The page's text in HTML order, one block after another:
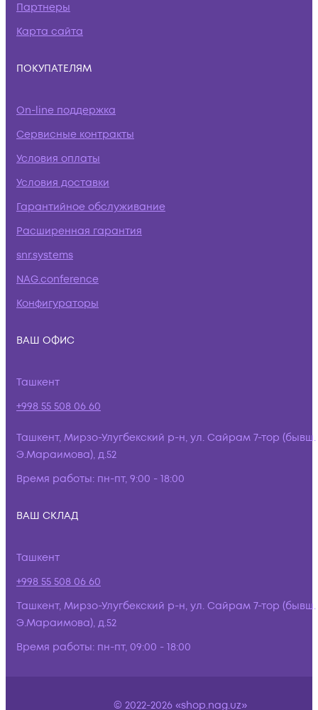
Партнеры
Карта сайта
ПОКУПАТЕЛЯМ
On-line поддержка
Сервисные контракты
Условия оплаты
Условия доставки
Гарантийное обслуживание
Расширенная гарантия
snr.systems
NAG.conference
Конфигураторы
ВАШ ОФИС
Ташкент
+998 55 508 06 60
Ташкент, Мирзо-Улугбекский р-н, ул. Сайрам 7-тор (бывш.
Э.Мараимова), д.52
Время работы: пн-пт, 9:00 - 18:00
ВАШ СКЛАД
Ташкент
+998 55 508 06 60
Ташкент, Мирзо-Улугбекский р-н, ул. Сайрам 7-тор (бывш.
Э.Мараимова), д.52
Время работы: пн-пт, 09:00 - 18:00
© 2022-2026 «shop.nag.uz»